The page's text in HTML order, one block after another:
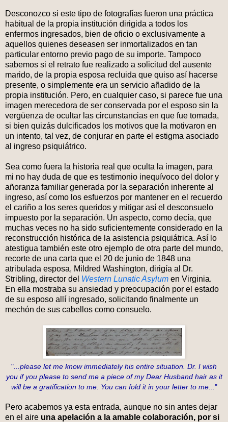
Desconozco si este tipo de fotografías fueron una práctica
habitual de la propia institución dirigida a todos los
enfermos ingresados, bien de oficio o exclusivamente a
aquellos quienes deseasen ser inmortalizados en tan
particular entorno previo pago de su importe. Tampoco
sabemos si el retrato fue realizado a solicitud del ausente
marido, de la propia esposa recluida que quiso así hacerse
presente, o simplemente era un servicio añadido de la
propia institución. Pero, en cualquier caso, si parece fue una
imagen merecedora de ser conservada por el esposo sin la
vergüenza de ocultar las circunstancias en que fue tomada,
si bien quizás dulcificados los motivos que la motivaron en
un intento, tal vez, de conjurar en parte el estigma asociado
al ingreso psiquiátrico.
Sea como fuera la historia real que oculta la imagen, para
mi no hay duda de que es testimonio inequívoco del dolor y
añoranza familiar generada por la separación inherente al
ingreso, así como los esfuerzos por mantener en el recuerdo
el cariño a los seres queridos y mitigar así el desconsuelo
impuesto por la separación. Un aspecto, como decía, que
muchas veces no ha sido suficientemente considerado en la
reconstrucción histórica de la asistencia psiquiátrica. Así lo
atestigua también este otro ejemplo de otra parte del mundo,
recorte de una carta que el 20 de junio de 1848 una
atribulada esposa, Mildred Washington, dirigía al Dr.
Stribling, director del Western Lunatic Asylum en Virginia.
En ella mostraba su ansiedad y preocupación por el estado
de su esposo allí ingresado, solicitando finalmente un
mechón de sus cabellos como consuelo.
" ...please let me know immediately his entire situation. Dr. I wish
you if you please to send me a piece of my Dear Husband hair as it
will be a gratification to me. You can fold it in your letter to me... "
Pero acabemos ya esta entrada, aunque no sin antes dejar
en el aire una apelación a la amable colaboración, por si